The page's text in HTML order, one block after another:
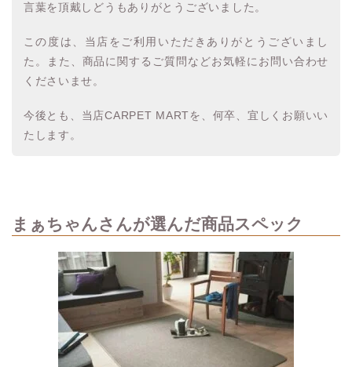
言葉を頂戴しどうもありがとうございました。
この度は、当店をご利用いただきありがとうございまし
た。また、商品に関するご質問などお気軽にお問い合わせ
くださいませ。
今後とも、当店CARPET MARTを、何卒、宜しくお願いい
たします。
まぁちゃんさんが選んだ商品スペック